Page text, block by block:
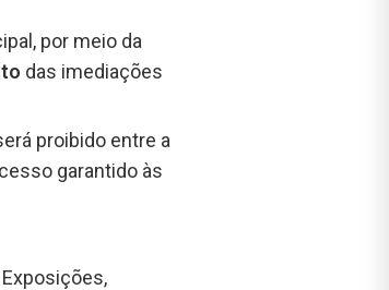
por meio da
das imediações
proibido entre a
garantido às